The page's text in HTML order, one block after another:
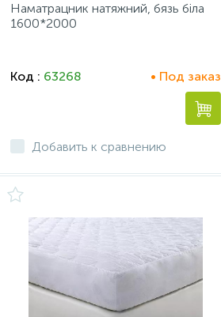
Наматрацник натяжний, бязь біла
1600*2000
Код : 63268 • Под заказ
Добавить к сравнению